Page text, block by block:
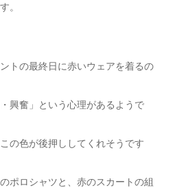
。
トの最終日に赤いウェアを着るの
興奮」という心理があるようで
の色が後押ししてくれそうです
ポロシャツと、赤のスカートの組